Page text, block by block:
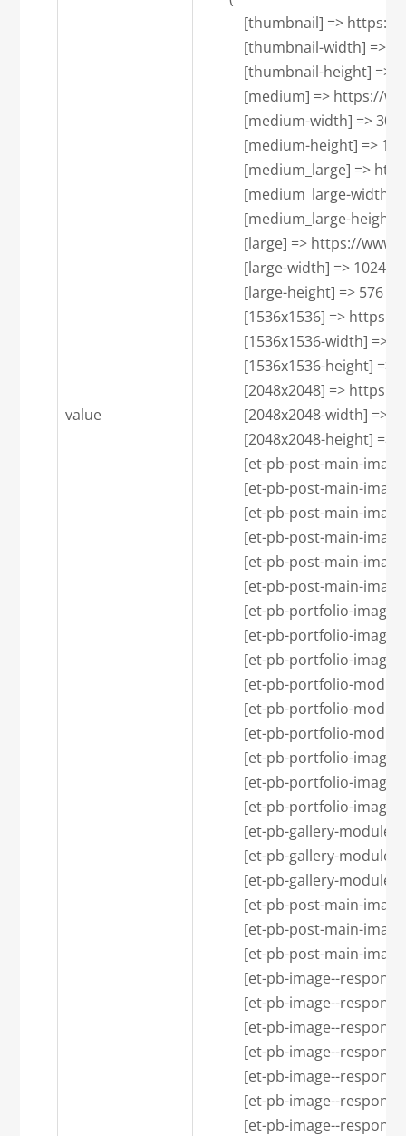
value
[thumbnail] =>
[thumbnail-width] =>
[thumbnail-height] =>
[medium] =>
            [medium-width] => 300
            [medium-height] => 169
[medium_large]
[medium_large-width]
[medium_large-
[large] =>
            [large-width] => 1024
            [large-height] => 576
[1536x1536] =>
[1536x1536-width] =>
[1536x1536-height] =>
[2048x2048] =>
[2048x2048-width] =>
[2048x2048-height] =>
[et-pb-post-
[et-pb-post-main-
[et-pb-post-main-
[et-pb-post-
[et-pb-post-main-
[et-pb-post-main-
[et-pb-portfolio-
[et-pb-portfolio-
[et-pb-portfolio-
[et-pb-
[et-pb-portfolio-
[et-pb-portfolio-
[et-pb-portfolio-
[et-pb-portfolio-
[et-pb-portfolio-
[et-pb-gallery-
[et-pb-gallery-
[et-pb-gallery-
[et-pb-post-main-
[et-pb-post-main-
[et-pb-post-main-
[et-pb-image--
[et-pb-image--
[et-pb-image--
[et-pb-image--
[et-pb-image--
[et-pb-image--
[et-pb-image--